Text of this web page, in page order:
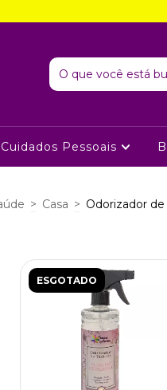
Pessoais
> Casa > Odorizador
ESGOTADO